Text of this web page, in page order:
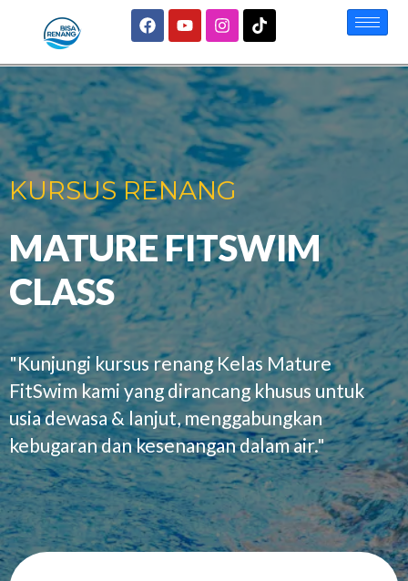
KURSUS RENANG
MATURE FITSWIM
CLASS
"Kunjungi kursus renang Kelas Mature
FitSwim kami yang dirancang khusus untuk
usia dewasa & lanjut, menggabungkan
kebugaran dan kesenangan dalam air."